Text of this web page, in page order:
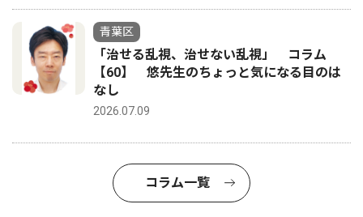
青葉区
「治せる乱視、治せない乱視」 コラム
【60】 悠先生のちょっと気になる目のは
なし
2026.07.09
コラム一覧